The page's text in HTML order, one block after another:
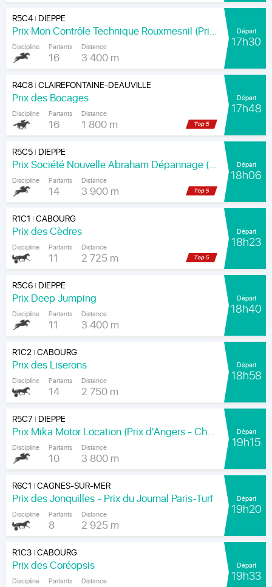
R5C4| DIEPPE
Prix Mon Contrôle Technique Rouxmesnil (Prix Jean de la Rochefoucauld)
Discipline Partants
16
Distance
3 400 m
Départ
17h30
R4C8|CLAIREFONTAINE-DEAUVILLE
Prix des Bocages
Discipline Partants
16
Distance
1 800 m
Départ
17h48
R5C5| DIEPPE
Prix Société Nouvelle Abraham Dépannage (Prix Arenice)
Discipline Partants
14
Distance
3 900 m
Départ
18h06
R1C1 |CABOURG
Prix des Cèdres
Discipline Partants
11
Distance
2 725 m
Départ
18h23
R5C6| DIEPPE
Prix Deep Jumping
Discipline Partants
11
Distance
3 400 m
Départ
18h40
R1C2|CABOURG
Prix des Liserons
Discipline Partants
14
Distance
2 750 m
Départ
18h58
R5C7 | DIEPPE
Prix Mika Motor Location (Prix d'Angers - Chamionnat Paris-Turf des Apprentis-Jeunes-Jockeys)
Discipline Partants
10
Distance
3 800 m
Départ
19h15
R6C1 |CAGNES-SUR-MER
Prix des Jonquilles - Prix du Journal Paris-Turf
Discipline Partants
8
Distance
2 925 m
Départ
19h20
R1C3|CABOURG
Prix des Coréopsis
Discipline Partants Distance
Départ
19h33